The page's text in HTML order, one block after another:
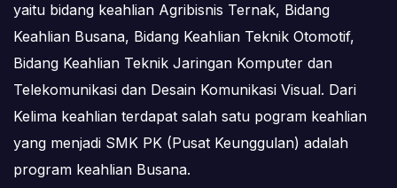
yaitu bidang keahlian Agribisnis Ternak, Bidang
Keahlian Busana, Bidang Keahlian Teknik Otomotif,
Bidang Keahlian Teknik Jaringan Komputer dan
Telekomunikasi dan Desain Komunikasi Visual. Dari
Kelima keahlian terdapat salah satu pogram keahlian
yang menjadi SMK PK (Pusat Keunggulan) adalah
program keahlian Busana.